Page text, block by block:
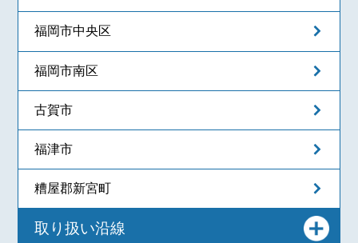
福岡市中央区
福岡市南区
古賀市
福津市
糟屋郡新宮町
取り扱い沿線